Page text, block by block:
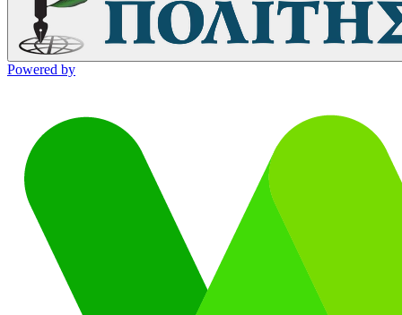
Powered by